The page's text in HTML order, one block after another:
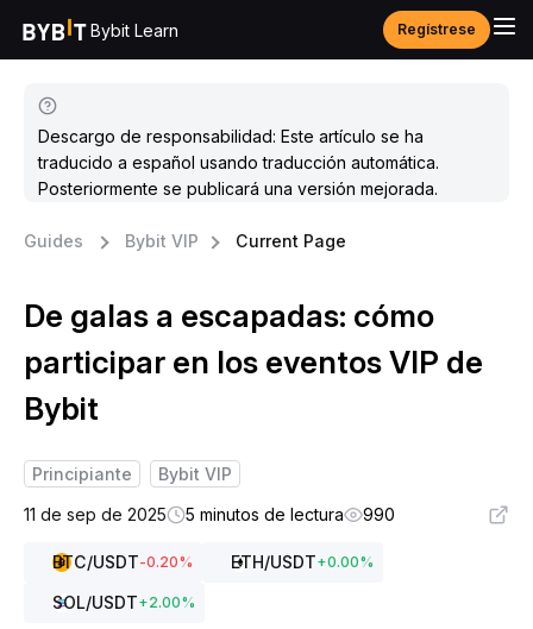
Bybit Learn Regístrese
Descargo de responsabilidad: Este artículo se ha
traducido a español usando traducción automática.
Posteriormente se publicará una versión mejorada.
Guides Bybit VIP Current Page
De galas a escapadas: cómo
participar en los eventos VIP de
Bybit
Principiante
Bybit VIP
11 de sep de 2025
5 minutos de lectura 990
BTC/USDT-0.20% ETH/USDT+0.00%
SOL/USDT+2.00%